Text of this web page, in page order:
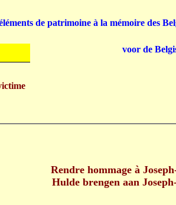
Rendre hommage à
Hulde brengen aan
de patrimoine à la mémoire des
voor de